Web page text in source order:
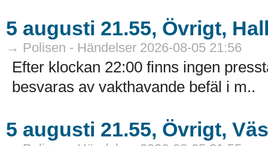
5 augusti 21.55, Övrigt,
→ Polisen - Händelser 2026-08-05 21:56
Efter klockan 22:00 finns ingen
besvaras av vakthavande befäl i m..
5 augusti 21.55, Övrigt,